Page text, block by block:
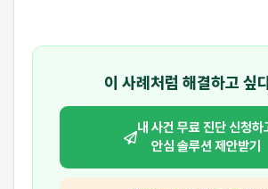
이 사례처럼 해결하고 싶
내 사건 무료 진단 신청하
안심 솔루션 제안받기